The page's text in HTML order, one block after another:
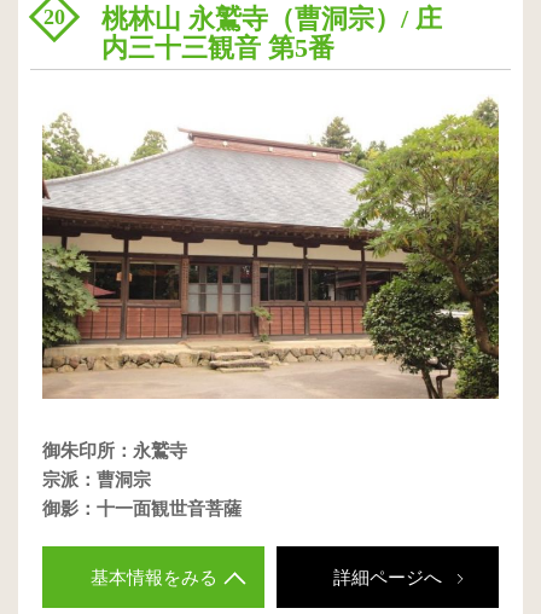
20
桃林山 永鷲寺（曹洞宗）/ 庄
内三十三観音 第5番
御朱印所：永鷲寺
宗派：曹洞宗
御影：十一面観世音菩薩
基本情報をみる 詳細ページへ